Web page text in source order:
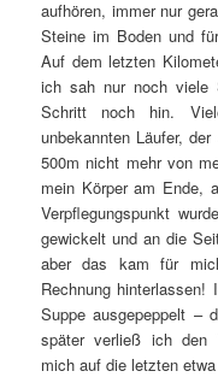
aufhören, immer nur
Steine im Boden und
Auf dem letzten
ich sah nur noch viele
Schritt noch hin.
unbekannten Läufer,
500m nicht mehr von
mein Körper am Ende,
Verpflegungspunkt
gewickelt und an die
aber das kam für
Rechnung
Suppe ausgepeppelt –
später verließ ich den
mich auf die letzten